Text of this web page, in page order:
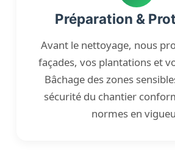
Préparation &
Avant le nettoyage, nous
façades, vos plantations et
Bâchage des zones
sécurité du chantier
normes en